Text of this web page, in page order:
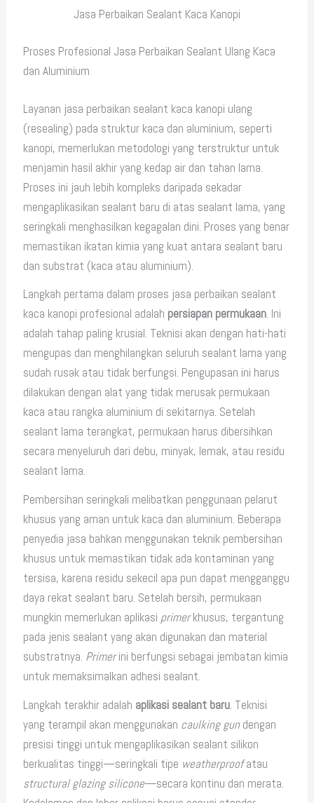
Jasa Perbaikan Sealant Kaca Kanopi
Proses Profesional Jasa Perbaikan Sealant Ulang Kaca
dan Aluminium
Layanan jasa perbaikan sealant kaca kanopi ulang
(resealing) pada struktur kaca dan aluminium, seperti
kanopi, memerlukan metodologi yang terstruktur untuk
menjamin hasil akhir yang kedap air dan tahan lama.
Proses ini jauh lebih kompleks daripada sekadar
mengaplikasikan sealant baru di atas sealant lama, yang
seringkali menghasilkan kegagalan dini. Proses yang benar
memastikan ikatan kimia yang kuat antara sealant baru
dan substrat (kaca atau aluminium).
Langkah pertama dalam proses jasa perbaikan sealant
kaca kanopi profesional adalah persiapan permukaan. Ini
adalah tahap paling krusial. Teknisi akan dengan hati-hati
mengupas dan menghilangkan seluruh sealant lama yang
sudah rusak atau tidak berfungsi. Pengupasan ini harus
dilakukan dengan alat yang tidak merusak permukaan
kaca atau rangka aluminium di sekitarnya. Setelah
sealant lama terangkat, permukaan harus dibersihkan
secara menyeluruh dari debu, minyak, lemak, atau residu
sealant lama.
Pembersihan seringkali melibatkan penggunaan pelarut
khusus yang aman untuk kaca dan aluminium. Beberapa
penyedia jasa bahkan menggunakan teknik pembersihan
khusus untuk memastikan tidak ada kontaminan yang
tersisa, karena residu sekecil apa pun dapat mengganggu
daya rekat sealant baru. Setelah bersih, permukaan
mungkin memerlukan aplikasi primerkhusus, tergantung
pada jenis sealant yang akan digunakan dan material
substratnya. Primerini berfungsi sebagai jembatan kimia
untuk memaksimalkan adhesi sealant.
Langkah terakhir adalah aplikasi sealant baru. Teknisi
yang terampil akan menggunakan caulking gundengan
presisi tinggi untuk mengaplikasikan sealant silikon
berkualitas tinggi—seringkali tipe weatherproofatau
structural glazing silicone—secara kontinu dan merata.